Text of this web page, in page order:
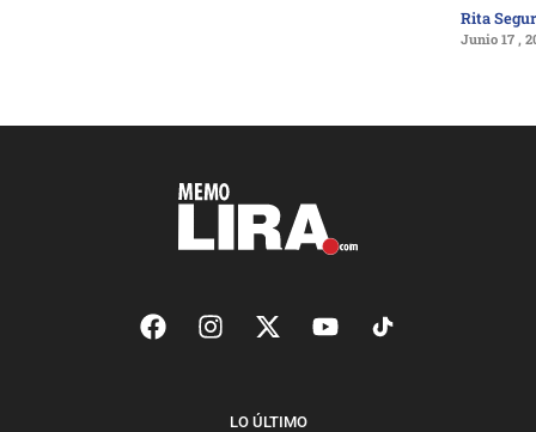
Rita
Junio 17 ,
LO ÚLTIMO